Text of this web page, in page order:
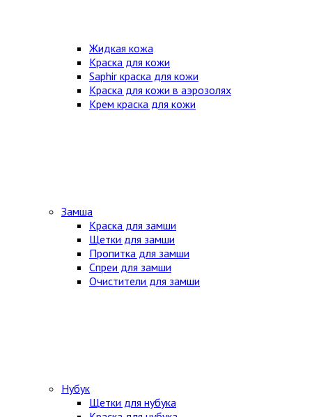
Жидкая кожа
Краска для кожи
Saphir краска для кожи
Краска для кожи в аэрозолях
Крем краска для кожи
Замша
Краска для замши
Щетки для замши
Пропитка для замши
Спреи для замши
Очистители для замши
Нубук
Щетки для нубука